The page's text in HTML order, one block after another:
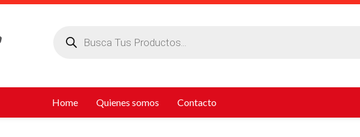
productos
Home Quienes somos Contacto